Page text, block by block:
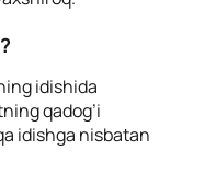
idishida
qadog’i
idishga nisbatan